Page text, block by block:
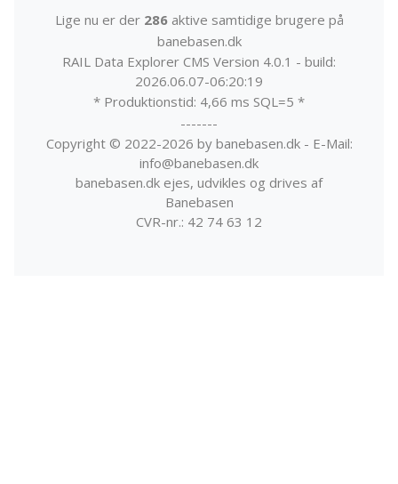
Lige nu er der 286aktive samtidige brugere på
banebasen.dk
RAIL Data Explorer CMS Version 4.0.1 - build:
2026.06.07-06:20:19
* Produktionstid: 4,66 ms SQL=5 *
-------
Copyright © 2022-2026 by banebasen.dk - E-Mail:
info@banebasen.dk
banebasen.dk ejes, udvikles og drives af
Banebasen
CVR-nr.: 42 74 63 12